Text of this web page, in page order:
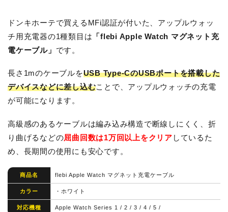
ドンキホーテで買えるMFi認証が付いた、アップルウォッ
チ用充電器の1種類目は 「flebi Apple Watch マグネット充
電ケーブル」 です。
長さ1mのケーブルをUSB Type-CのUSBポートを搭載した
デバイスなどに差し込むことで、アップルウォッチの充電
が可能になります。
高級感のあるケーブルは編み込み構造で断線しにくく、折
り曲げるなどの屈曲回数は1万回以上をクリア しているた
め、長期間の使用にも安心です。
商品名 flebi Apple Watch マグネット充電ケーブル
カラー ・ホワイト
対応機種 Apple Watch Series 1 / 2 / 3 / 4 / 5 /